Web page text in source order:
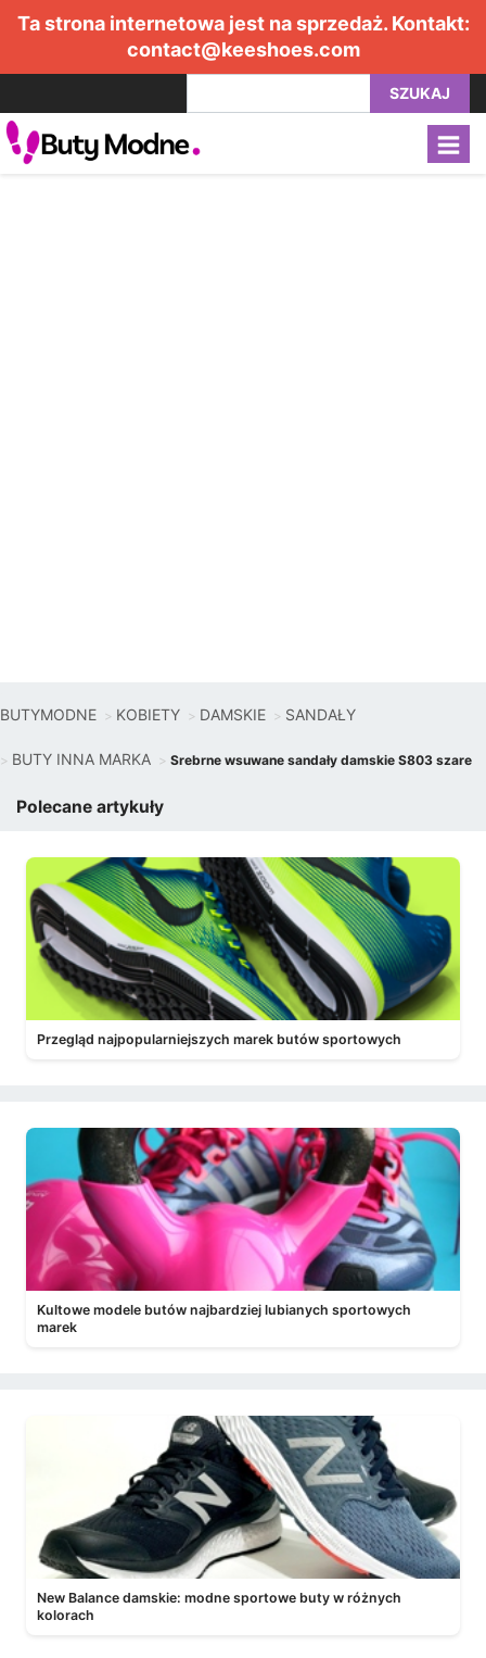
Ta strona internetowa jest na sprzedaż. Kontakt:
contact@keeshoes.com
SZUKAJ
BUTYMODNE KOBIETY DAMSKIE SANDAŁY
BUTY INNA MARKA Srebrne wsuwane sandały damskie S803 szare
Polecane artykuły
Przegląd najpopularniejszych marek butów sportowych
Kultowe modele butów najbardziej lubianych sportowych
marek
New Balance damskie: modne sportowe buty w różnych
kolorach